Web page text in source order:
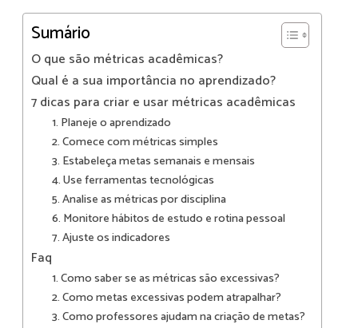
Sumário
O que são métricas acadêmicas?
Qual é a sua importância no aprendizado?
7 dicas para criar e usar métricas acadêmicas
1. Planeje o aprendizado
2. Comece com métricas simples
3. Estabeleça metas semanais e mensais
4. Use ferramentas tecnológicas
5. Analise as métricas por disciplina
6. Monitore hábitos de estudo e rotina pessoal
7. Ajuste os indicadores
Faq
1. Como saber se as métricas são excessivas?
2. Como metas excessivas podem atrapalhar?
3. Como professores ajudam na criação de metas?